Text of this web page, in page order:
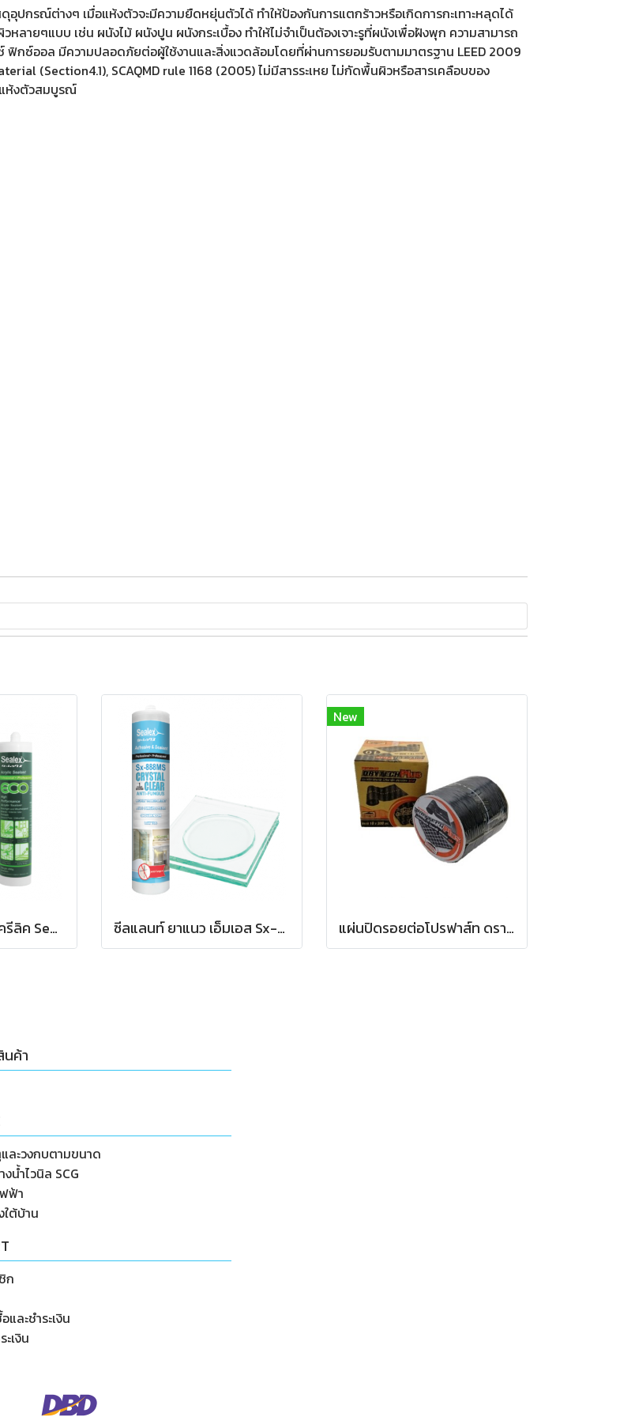
กรณ์ต่างๆ เมื่อแห้งตัวจะมีความยืดหยุ่นตัวได้ ทำให้ป้องกันการแตกร้าวหรือเกิดการกะเทาะหลุดได้
หลายๆแบบ เช่น ผนังไม้ ผนังปูน ผนังกระเบื้อง ทำให้ไม่จำเป็นต้องเจาะรูที่ผนังเพื่อฝังพุก ความสามารถ
ฟิกซ์ออล มีความปลอดภัยต่อผู้ใช้งานและสิ่งแวดล้อมโดยที่ผ่านการยอมรับตามมาตรฐาน LEED 2009
(Section4.1), SCAQMD rule 1168 (2005) ไม่มีสารระเหย ไม่กัดพื้นผิวหรือสารเคลือบของ
แห้งตัวสมบูรณ์
ซีลแลนท์ ยาแนว อะครีลิค Sealex ECO แบบหลอดบรรจุ 450 กรัม ซีลแลนท์ ยาแนว เอ็มเอส Sx-888MS แบบหลอดบรรจุ 300 มล.
New
แผ่นปิดรอยต่อโปรฟาส์ท ดรายเทค พลัส
นค้า
ละวงกบตามขนาด
น้ำไวนิล SCG
ฟ้า
ต้บ้าน
ก
และชำระเงิน
ะเงิน